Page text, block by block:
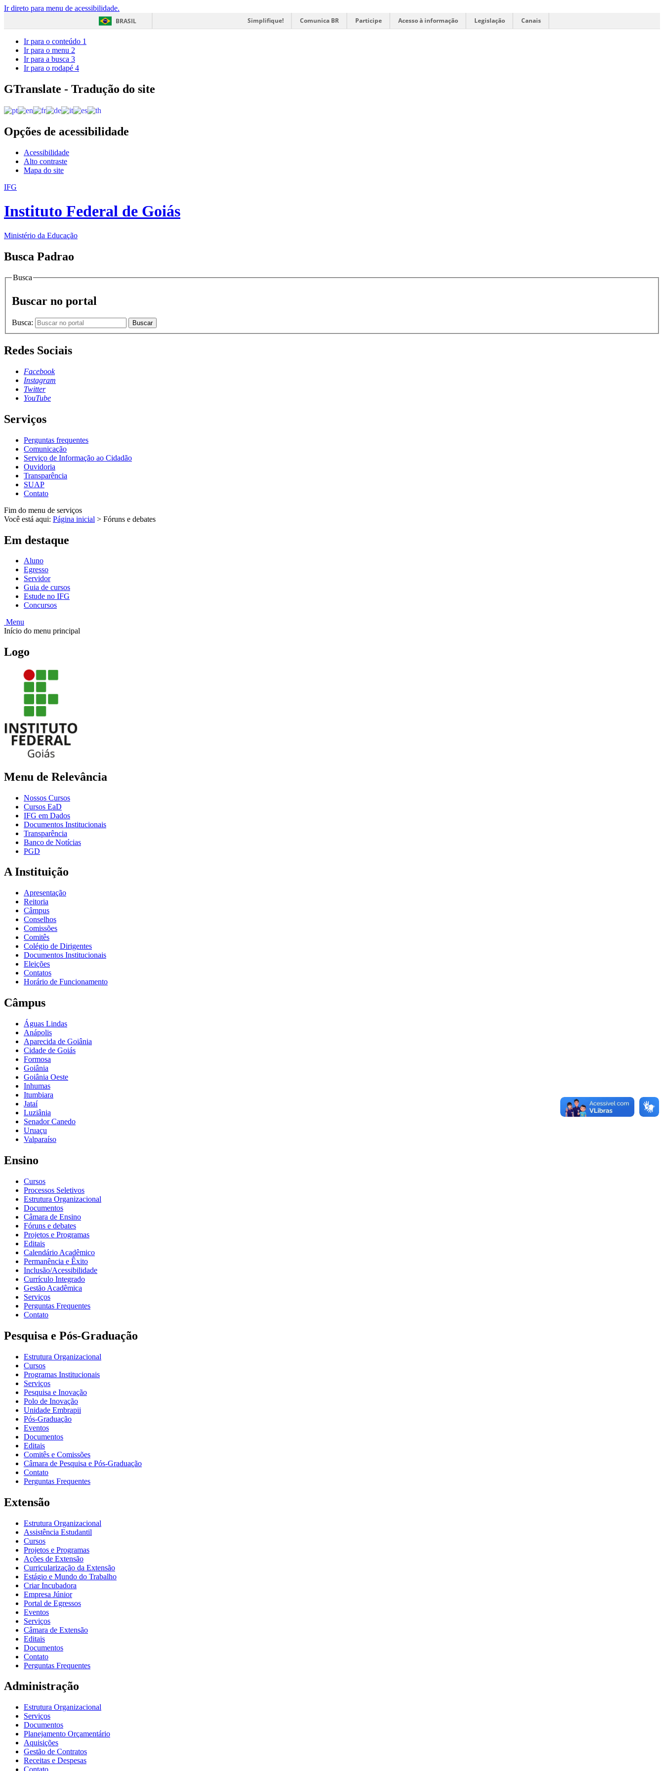
Ir direto para menu de acessibilidade.
BRASIL
Simplifique! Comunica BR Participe Acesso à informação Legislação Canais
Ir para o conteúdo 1
Ir para o menu 2
Ir para a busca 3
Ir para o rodapé 4
GTranslate - Tradução do site
Opções de acessibilidade
Acessibilidade
Alto contraste
Mapa do site
IFG
Instituto Federal de Goiás
Ministério da Educação
Busca Padrao
Busca
Buscar no portal
Busca: Buscar
Redes Sociais
Facebook
Instagram
Twitter
YouTube
Serviços
Perguntas frequentes
Comunicação
Serviço de Informação ao Cidadão
Ouvidoria
Transparência
SUAP
Contato
Fim do menu de serviços
Você está aqui: Página inicial > Fóruns e debates
Em destaque
Aluno
Egresso
Servidor
Guia de cursos
Estude no IFG
Concursos
Menu
Início do menu principal
Logo
Menu de Relevância
Nossos Cursos
Cursos EaD
IFG em Dados
Documentos Institucionais
Transparência
Banco de Notícias
PGD
A Instituição
Apresentação
Reitoria
Câmpus
Conselhos
Comissões
Comitês
Colégio de Dirigentes
Documentos Institucionais
Eleições
Contatos
Horário de Funcionamento
Câmpus
Águas Lindas
Anápolis
Aparecida de Goiânia
Cidade de Goiás
Formosa
Goiânia
Goiânia Oeste
Inhumas
Itumbiara
Jataí
Luziânia
Senador Canedo
Uruaçu
Valparaíso
Ensino
Cursos
Processos Seletivos
Estrutura Organizacional
Documentos
Câmara de Ensino
Fóruns e debates
Projetos e Programas
Editais
Calendário Acadêmico
Permanência e Êxito
Inclusão/Acessibilidade
Currículo Integrado
Gestão Acadêmica
Serviços
Perguntas Frequentes
Contato
Pesquisa e Pós-Graduação
Estrutura Organizacional
Cursos
Programas Institucionais
Serviços
Pesquisa e Inovação
Polo de Inovação
Unidade Embrapii
Pós-Graduação
Eventos
Documentos
Editais
Comitês e Comissões
Câmara de Pesquisa e Pós-Graduação
Contato
Perguntas Frequentes
Extensão
Estrutura Organizacional
Assistência Estudantil
Cursos
Projetos e Programas
Ações de Extensão
Curricularização da Extensão
Estágio e Mundo do Trabalho
Criar Incubadora
Empresa Júnior
Portal de Egressos
Eventos
Serviços
Câmara de Extensão
Editais
Documentos
Contato
Perguntas Frequentes
Administração
Estrutura Organizacional
Serviços
Documentos
Planejamento Orçamentário
Aquisições
Gestão de Contratos
Receitas e Despesas